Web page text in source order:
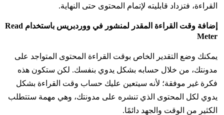
القراءة، فتزداد قابليته لإتمام المحتوى حتى النهاية.
إضافة وقت القراءة المقدر لمنشور في ووردبريس باستخدام Read
Meter
يمكنك وضع التقدير الخاص بوقت القراءة المحتوى المتواجد على
مدونتك، من خلال حسابه بشكل يدوي بنفسك. لكن ستكون هذه
فكرة غير موفقة؛ لأنه سيتعين عليك حساب وقت القراءة بشكل
يدوي لكل المحتوى الذي تنشره على مدونتك، وهي مهمة ستتطلب
الكثير من الوقت والجهد دائمًا.